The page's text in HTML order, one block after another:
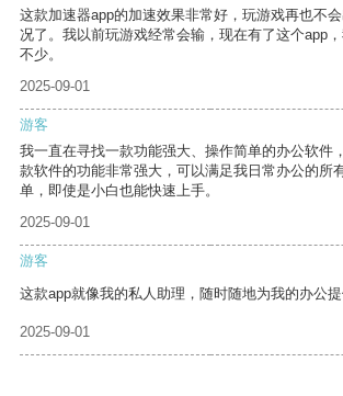
这款加速器app的加速效果非常好，玩游戏再也不
况了。我以前玩游戏经常会输，现在有了这个app
不少。
2025-09-01
游客
我一直在寻找一款功能强大、操作简单的办公软件
款软件的功能非常强大，可以满足我日常办公的所
单，即使是小白也能快速上手。
2025-09-01
游客
这款app就像我的私人助理，随时随地为我的办公提
2025-09-01